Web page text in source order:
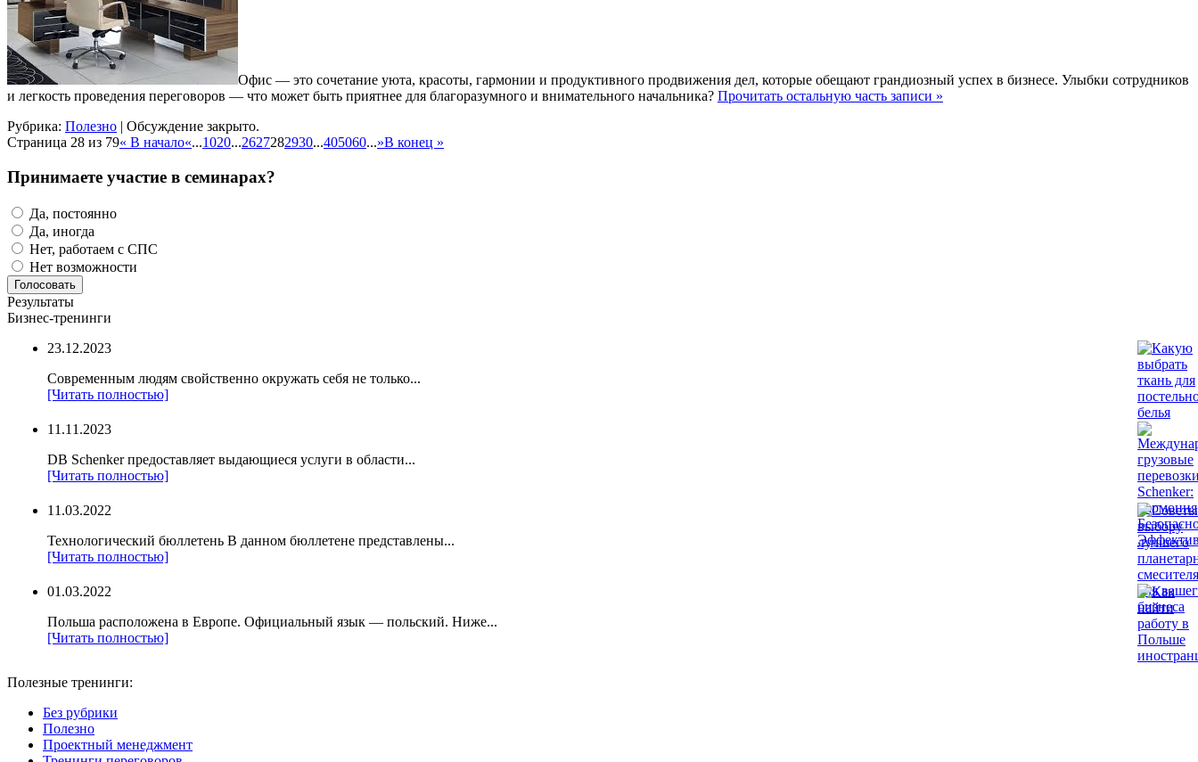
Офис — это сочетание уюта, красоты, гармонии и продуктивного продвижения дел, которые обещают грандиозный успех в бизнесе. Улыбки сотрудников
и легкость проведения переговоров — что может быть приятнее для благоразумного и внимательного начальника? Прочитать остальную часть записи »
Рубрика: Полезно | Обсуждение закрыто.
Страница 28 из 79« В начало«...1020...2627282930...405060...»В конец »
Принимаете участие в семинарах?
Да, постоянно
Да, иногда
Нет, работаем с СПС
Нет возможности
Результаты
Бизнес-тренинги
23.12.2023
Современным людям свойственно окружать себя не только...
[Читать полностью]
11.11.2023
DB Schenker предоставляет выдающиеся услуги в области...
[Читать полностью]
11.03.2022
Технологический бюллетень В данном бюллетене представлены...
[Читать полностью]
01.03.2022
Польша расположена в Европе. Официальный язык — польский. Ниже...
[Читать полностью]
Полезные тренинги:
Без рубрики
Полезно
Проектный менеджмент